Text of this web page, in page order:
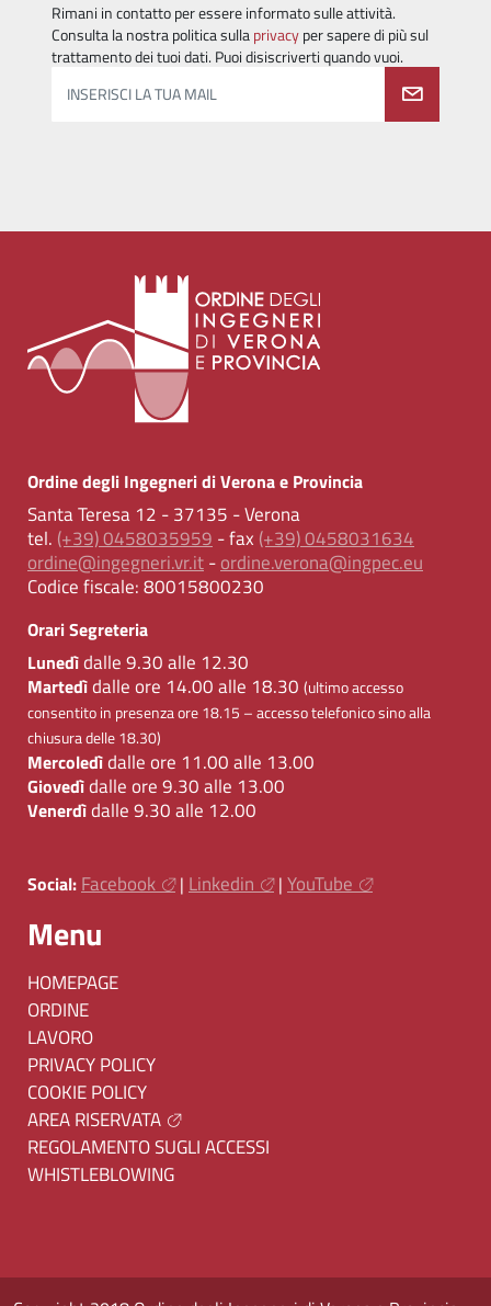
Rimani in contatto per essere informato sulle attività.
Consulta la nostra politica sullaprivacyper sapere di più sul
trattamento dei tuoi dati. Puoi disiscriverti quando vuoi.
INSERISCI LA TUA MAIL
Ordine degli Ingegneri di Verona e Provincia
Santa Teresa 12 - 37135 - Verona
tel. (+39) 0458035959 - fax (+39) 0458031634
ordine@ingegneri.vr.it-ordine.verona@ingpec.eu
Codice fiscale:80015800230
Orari Segreteria
Lunedìdalle 9.30 alle 12.30
Martedìdalle ore 14.00 alle 18.30 (ultimo accesso
consentito in presenza ore 18.15 – accesso telefonico sino alla
chiusura delle 18.30)
Mercoledìdalle ore 11.00 alle 13.00
Giovedìdalle ore 9.30 alle 13.00
Venerdìdalle 9.30 alle 12.00
Social: Facebook | Linkedin | YouTube
Menu
HOMEPAGE
ORDINE
LAVORO
PRIVACY POLICY
COOKIE POLICY
AREA RISERVATA
REGOLAMENTO SUGLI ACCESSI
WHISTLEBLOWING